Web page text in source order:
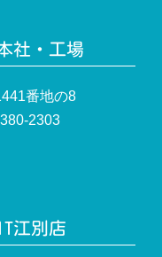
社・工場
番地の8
2303
江別店